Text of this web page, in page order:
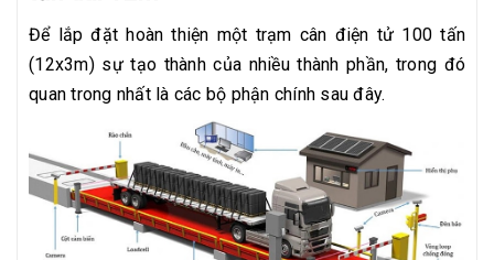
Để lắp đặt hoàn thiện một trạm cân điện tử 100 tấn
(12x3m) sự tạo thành của nhiều thành phần, trong đó
quan trong nhất là các bộ phận chính sau đây.